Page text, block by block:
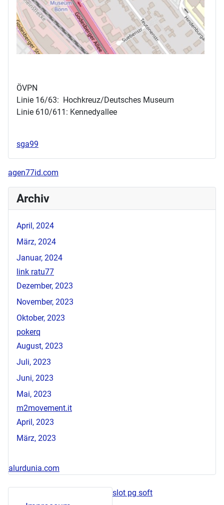
ÖVPN
Linie 16/63: Hochkreuz/Deutsches Museum
Linie 610/611: Kennedyallee
sga99
agen77id.com
Archiv
April, 2024
März, 2024
Januar, 2024
link ratu77
Dezember, 2023
November, 2023
Oktober, 2023
pokerq
August, 2023
Juli, 2023
Juni, 2023
Mai, 2023
m2movement.it
April, 2023
März, 2023
alurdunia.com
slot pg soft